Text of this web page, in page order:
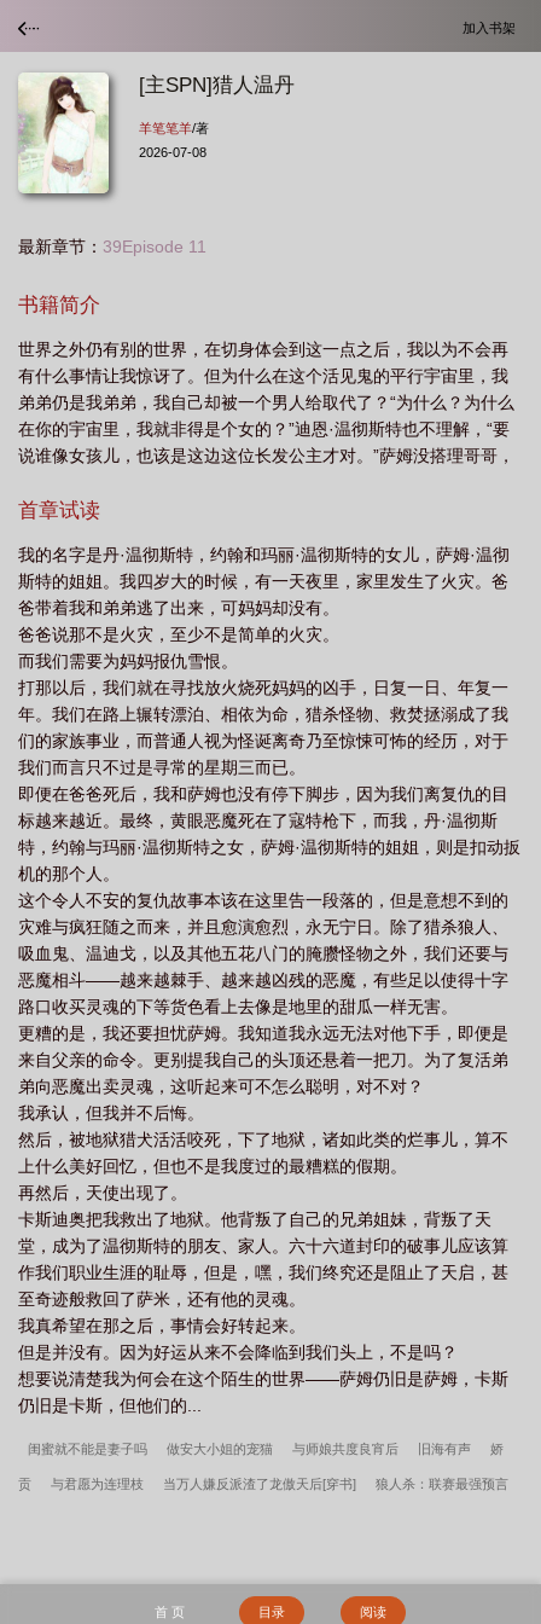
加入书架
[主SPN]猎人温丹
羊笔笔羊/著
2026-07-08
最新章节： 39Episode 11
书籍简介
世界之外仍有别的世界，在切身体会到这一点之后，我以为不会再
有什么事情让我惊讶了。但为什么在这个活见鬼的平行宇宙里，我
弟弟仍是我弟弟，我自己却被一个男人给取代了？“为什么？为什么
在你的宇宙里，我就非得是个女的？”迪恩·温彻斯特也不理解，“要
说谁像女孩儿，也该是这边这位长发公主才对。”萨姆没搭理哥哥，
当成基佬。”***这是一篇邪恶力量的同人，混了犯罪心理，后期也许
没有感情线但有感情史，包括但不限于男人、女人、天使（复
数），介意勿入魔.蝎.小.说WWW.MOXIEXS.TOP
首章试读
我的名字是丹·温彻斯特，约翰和玛丽·温彻斯特的女儿，萨姆·温彻
斯特的姐姐。我四岁大的时候，有一天夜里，家里发生了火灾。爸
爸带着我和弟弟逃了出来，可妈妈却没有。
爸爸说那不是火灾，至少不是简单的火灾。
而我们需要为妈妈报仇雪恨。
打那以后，我们就在寻找放火烧死妈妈的凶手，日复一日、年复一
年。我们在路上辗转漂泊、相依为命，猎杀怪物、救焚拯溺成了我
们的家族事业，而普通人视为怪诞离奇乃至惊悚可怖的经历，对于
我们而言只不过是寻常的星期三而已。
即便在爸爸死后，我和萨姆也没有停下脚步，因为我们离复仇的目
标越来越近。最终，黄眼恶魔死在了寇特枪下，而我，丹·温彻斯
特，约翰与玛丽·温彻斯特之女，萨姆·温彻斯特的姐姐，则是扣动扳
机的那个人。
这个令人不安的复仇故事本该在这里告一段落的，但是意想不到的
灾难与疯狂随之而来，并且愈演愈烈，永无宁日。除了猎杀狼人、
吸血鬼、温迪戈，以及其他五花八门的腌臜怪物之外，我们还要与
恶魔相斗——越来越棘手、越来越凶残的恶魔，有些足以使得十字
路口收买灵魂的下等货色看上去像是地里的甜瓜一样无害。
更糟的是，我还要担忧萨姆。我知道我永远无法对他下手，即便是
来自父亲的命令。更别提我自己的头顶还悬着一把刀。为了复活弟
弟向恶魔出卖灵魂，这听起来可不怎么聪明，对不对？
我承认，但我并不后悔。
然后，被地狱猎犬活活咬死，下了地狱，诸如此类的烂事儿，算不
上什么美好回忆，但也不是我度过的最糟糕的假期。
再然后，天使出现了。
卡斯迪奥把我救出了地狱。他背叛了自己的兄弟姐妹，背叛了天
堂，成为了温彻斯特的朋友、家人。六十六道封印的破事儿应该算
作我们职业生涯的耻辱，但是，嘿，我们终究还是阻止了天启，甚
至奇迹般救回了萨米，还有他的灵魂。
我真希望在那之后，事情会好转起来。
但是并没有。因为好运从来不会降临到我们头上，不是吗？
想要说清楚我为何会在这个陌生的世界——萨姆仍旧是萨姆，卡斯
仍旧是卡斯，但他们的...
闺蜜就不能是妻子吗 做安大小姐的宠猫 与师娘共度良宵后 旧海有声 娇
贡 与君愿为连理枝 当万人嫌反派渣了龙傲天后[穿书] 狼人杀：联赛最强预言
首 页 目录 阅读